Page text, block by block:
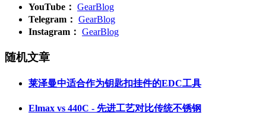
YouTube： GearBlog
Telegram： GearBlog
Instagram： GearBlog
随机文章
莱泽曼中适合作为钥匙扣挂件的EDC工具
Elmax vs 440C - 先进工艺对比传统不锈钢